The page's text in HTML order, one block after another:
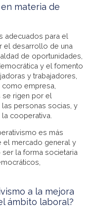
materia de
adecuados para el
el desarrollo de una
de oportunidades,
y el fomento
y trabajadores,
empresa,
rigen por el
personas socias, y
cooperativa.
es más
el mercado general y
la forma societaria
a la mejora
ámbito laboral?